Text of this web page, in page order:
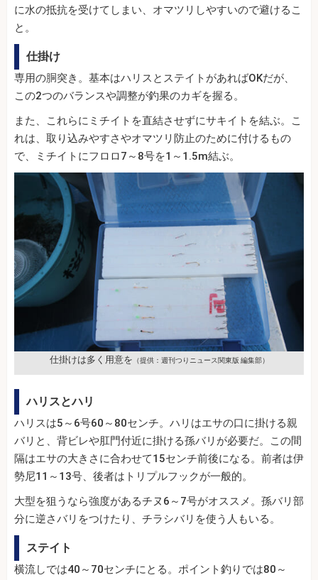
に水の抵抗を受けてしまい、オマツリしやすいので避けるこ
と。
仕掛け
専用の胴突き。基本はハリスとステイトがあればOKだが、
この2つのバランスや調整が釣果のカギを握る。
また、これらにミチイトを直結させずにサキイトを結ぶ。こ
れは、取り込みやすさやオマツリ防止のために付けるもの
で、ミチイトにフロロ7～8号を1～1.5m結ぶ。
仕掛けは多く用意を （提供：週刊つりニュース関東版 編集部）
ハリスとハリ
ハリスは5～6号60～80センチ。ハリはエサの口に掛ける親
バリと、背ビレや肛門付近に掛ける孫バリが必要だ。この間
隔はエサの大きさに合わせて15センチ前後になる。前者は伊
勢尼11～13号、後者はトリプルフックが一般的。
大型を狙うなら強度があるチヌ6～7号がオススメ。孫バリ部
分に逆さバリをつけたり、チラシバリを使う人もいる。
ステイト
横流しでは40～70センチにとる。ポイント釣りでは80～